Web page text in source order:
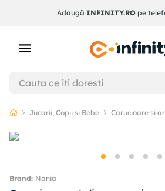
Adaugă INFINITY.ROpe
Jucarii, Copii si Bebe Carucioare si
Nania